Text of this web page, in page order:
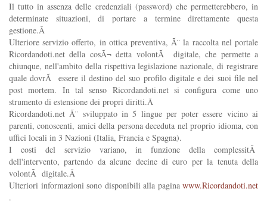
Il tutto in assenza delle credenziali (password) che permetterebbero, in
determinate situazioni, di portare a termine direttamente questa
gestione.Â
Ulteriore servizio offerto, in ottica preventiva, Ã¨ la raccolta nel portale
Ricordandoti.net della cosÃ¬ detta volontÃ digitale, che permette a
chiunque, nell'ambito della rispettiva legislazione nazionale, di registrare
quale dovrÃ essere il destino del suo profilo digitale e dei suoi file nel
post mortem. In tal senso Ricordandoti.net si configura come uno
strumento di estensione dei propri diritti.Â
Ricordandoti.net Ã¨ sviluppato in 5 lingue per poter essere vicino ai
parenti, conoscenti, amici della persona deceduta nel proprio idioma, con
uffici locali in 3 Nazioni (Italia, Francia e Spagna).
I costi del servizio variano, in funzione della complessitÃ
dell'intervento, partendo da alcune decine di euro per la tenuta della
volontÃ digitale.Â
Ulteriori informazioni sono disponibili alla pagina www.Ricordandoti.net
.